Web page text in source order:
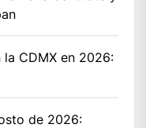
la CDMX en 2026:
de 2026: